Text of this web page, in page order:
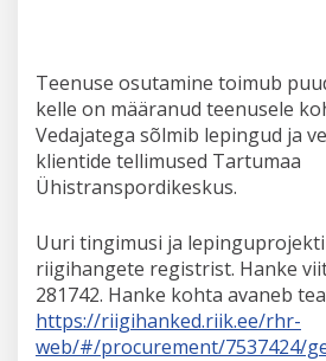
Teenuse osutamine toimub
kelle on määranud teenusele
Vedajatega sõlmib lepingud ja
klientide tellimused Tartumaa
Ühistranspordikeskus.
Uuri tingimusi ja
riigihangete registrist. Hanke
281742. Hanke kohta avaneb
https://riigihanked.riik.ee/rhr-
web/#/procurement/7537424/